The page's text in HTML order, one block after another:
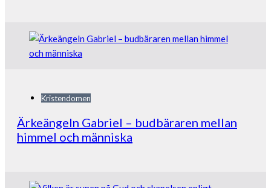
Kristendomen
Ärkeängeln Gabriel – budbäraren mellan
himmel och människa